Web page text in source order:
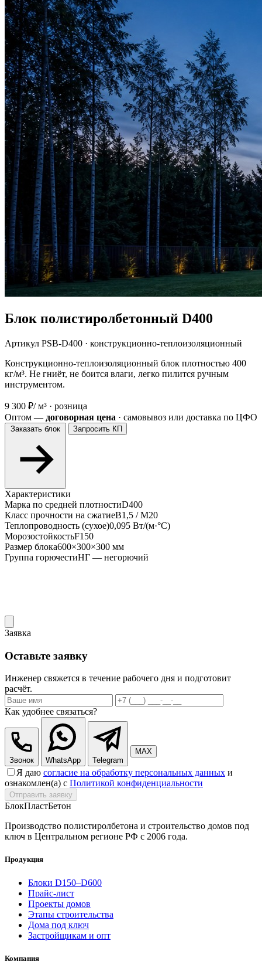
Блок полистиролбетонный D400
Артикул PSB-D400 · конструкционно-теплоизоляционный
Конструкционно-теплоизоляционный блок плотностью 400
кг/м³. Не гниёт, не боится влаги, легко пилится ручным
инструментом.
9 300 ₽/ м³ · розница
Оптом — договорная цена · самовывоз или доставка по ЦФО
Запросить КП
Характеристики
Марка по средней плотностиD400
Класс прочности на сжатиеВ1,5 / М20
Теплопроводность (сухое)0,095 Вт/(м·°С)
МорозостойкостьF150
Размер блока600×300×300 мм
Группа горючестиНГ — негорючий
Заявка
Оставьте заявку
Инженер свяжется в течение рабочего дня и подготовит
расчёт.
Как удобнее связаться?
Звонок WhatsApp Telegram
MAX
Я даю согласие на обработку персональных данных и
ознакомлен(а) с Политикой конфиденциальности
Отправить заявку
БлокПластБетон
Производство полистиролбетона и строительство домов под
ключ в Центральном регионе РФ с 2006 года.
Продукция
Блоки D150–D600
Прайс-лист
Проекты домов
Этапы строительства
Дома под ключ
Застройщикам и опт
Компания